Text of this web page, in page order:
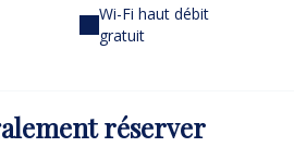
Wi-Fi haut débit
gratuit
réserver